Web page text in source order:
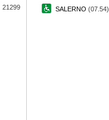
21299 SALERNO (07.54)